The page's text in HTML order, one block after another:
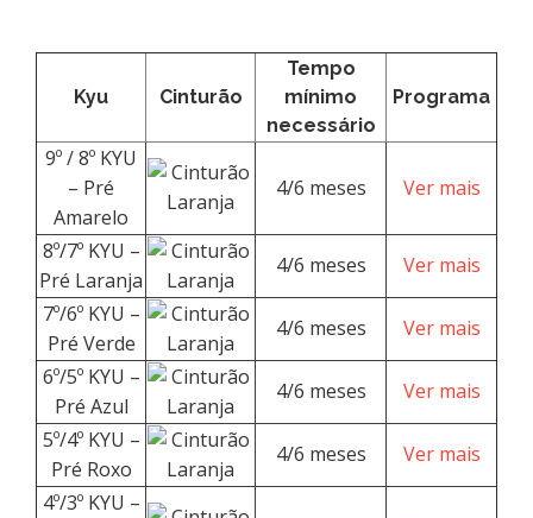
Kyu Cinturão
Tempo
mínimo
necessário
Programa
9º / 8º KYU
– Pré
Amarelo
4/6 meses Ver mais
8º/7º KYU –
Pré Laranja
4/6 meses
Ver mais
7º/6º KYU –
Pré Verde
4/6 meses
Ver mais
6º/5º KYU –
Pré Azul
4/6 meses
Ver mais
5º/4º KYU –
Pré Roxo
4/6 meses
Ver mais
4º/3º KYU –